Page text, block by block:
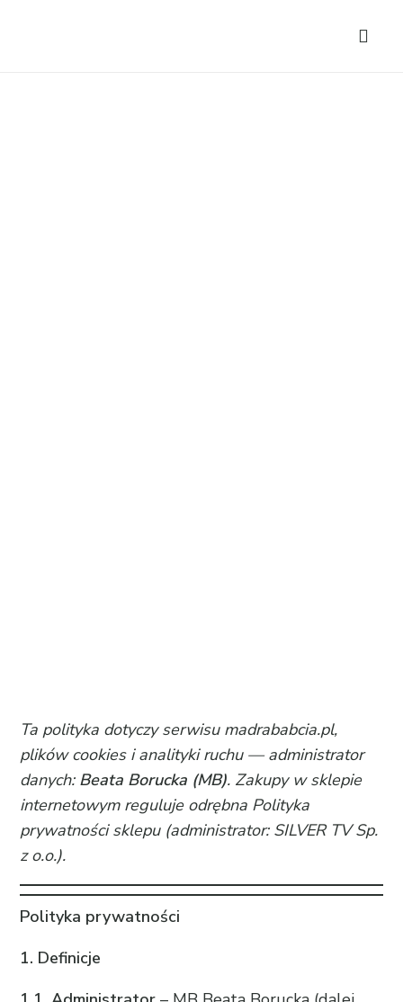
Ta polityka dotyczy serwisu madrababcia.pl,
plików cookies i analityki ruchu — administrator
danych: Beata Borucka (MB). Zakupy w sklepie
internetowym reguluje odrębna Polityka
prywatności sklepu(administrator: SILVER TV Sp.
z o.o.).
Polityka prywatności
1. Definicje